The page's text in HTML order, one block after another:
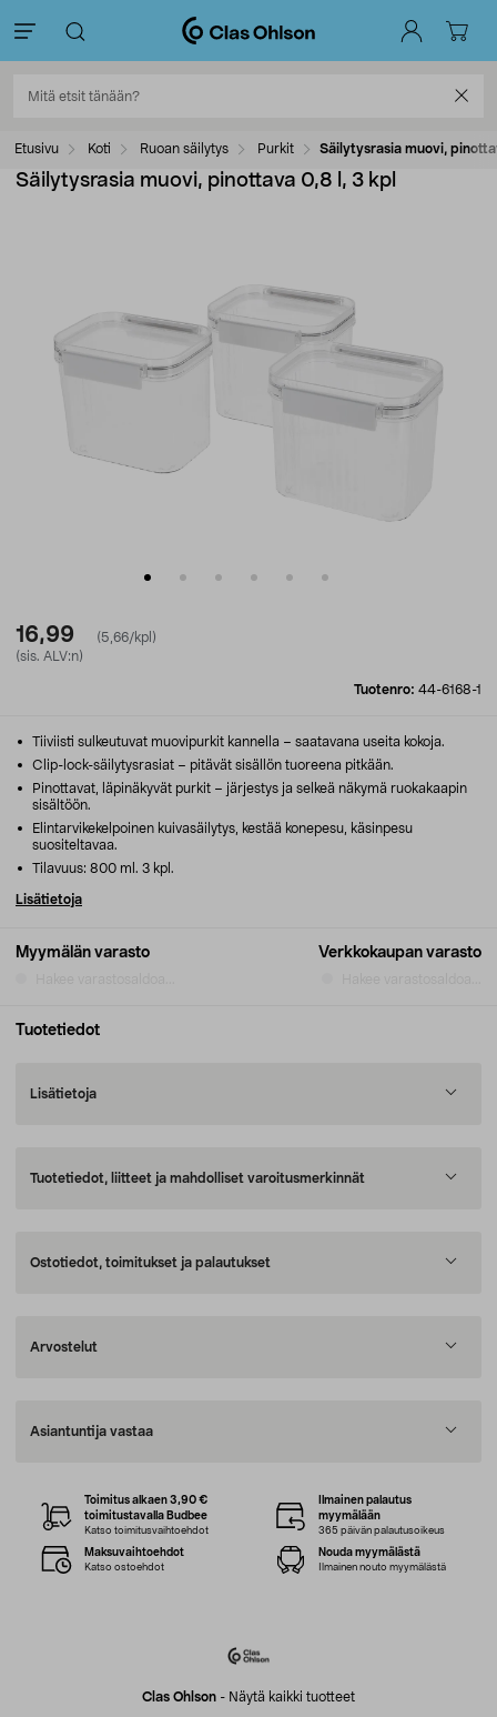
Etusivu Koti Ruoan säilytys Purkit Säilytysrasia muovi,
Säilytysrasia muovi, pinottava 0,8 l, 3 kpl
16,99
(5,66/kpl)
(sis. ALV:n)
Tuotenro: 44-6168-1
Myymälän varasto Verkkokaupan varasto
Tiiviisti sulkeutuvat muovipurkit kannella – saatavana useita kokoja.
Clip-lock-säilytysrasiat – pitävät sisällön tuoreena pitkään.
Pinottavat, läpinäkyvät purkit – järjestys ja selkeä näkymä ruokakaapin
sisältöön.
Elintarvikekelpoinen kuivasäilytys, kestää konepesu, käsinpesu
suositeltavaa.
Tilavuus: 800 ml. 3 kpl.
Lisätietoja
Tuotetiedot
Lisätietoja
Tuotetiedot, liitteet ja mahdolliset varoitusmerkinnät
Ostotiedot, toimitukset ja palautukset
Arvostelut
Asiantuntija vastaa
Clas Ohlson - Näytä kaikki tuotteet
Toimitus alkaen 3,90 €
toimitustavalla Budbee
Katso toimitusvaihtoehdot
Ilmainen palautus
myymälään
365 päivän palautusoikeus
Maksuvaihtoehdot
Katso ostoehdot
Nouda myymälästä
Ilmainen nouto myymälästä